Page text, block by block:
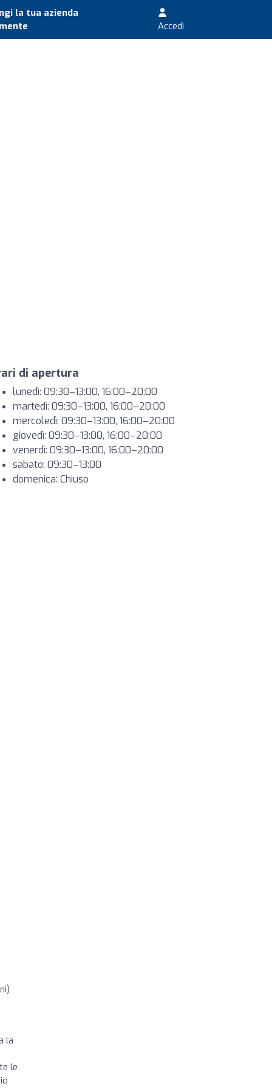
la tua azienda
Accedi
di apertura
lunedì: 09:30–13:00, 16:00–20:00
martedì: 09:30–13:00, 16:00–20:00
mercoledì: 09:30–13:00, 16:00–20:00
giovedì: 09:30–13:00, 16:00–20:00
venerdì: 09:30–13:00, 16:00–20:00
sabato: 09:30–13:00
domenica: Chiuso
la
le